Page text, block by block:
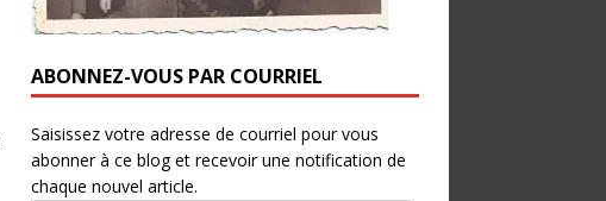
ABONNEZ-VOUS PAR COURRIEL
Saisissez votre adresse de courriel pour vous
abonner à ce blog et recevoir une notification de
chaque nouvel article.